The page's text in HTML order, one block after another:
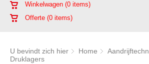
Winkelwagen (0 items)
Offerte (0 items)
U bevindt zich hier Home
Druklagers